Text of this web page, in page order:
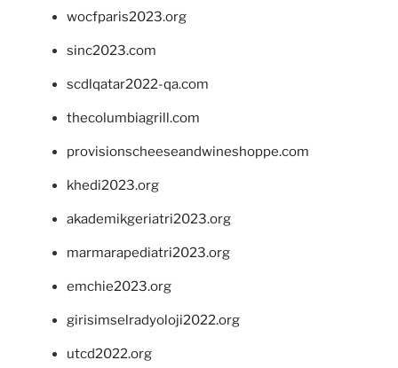
wocfparis2023.org
sinc2023.com
scdlqatar2022-qa.com
thecolumbiagrill.com
provisionscheeseandwineshoppe.com
khedi2023.org
akademikgeriatri2023.org
marmarapediatri2023.org
emchie2023.org
girisimselradyoloji2022.org
utcd2022.org